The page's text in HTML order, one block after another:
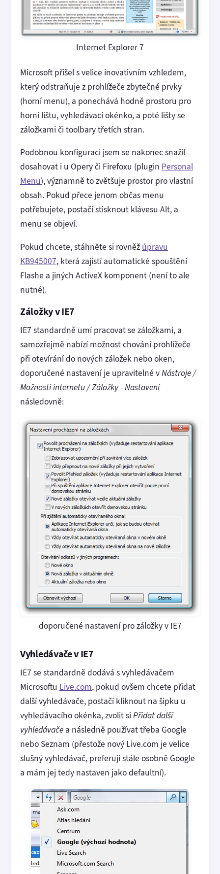
Internet Explorer 7
Microsoft přišel s velice inovativním vzhledem,
který odstraňuje z prohlížeče zbytečné prvky
(horní menu), a ponechává hodně prostoru pro
horní lištu, vyhledávací okénko, a poté lišty se
záložkami či toolbary třetích stran.
Podobnou konfiguraci jsem se nakonec snažil
dosahovat i u Opery či Firefoxu (plugin Personal
Menu), významně to zvětšuje prostor pro vlastní
obsah. Pokud přece jenom občas menu
potřebujete, postačí stisknout klávesu Alt, a
menu se objeví.
Pokud chcete, stáhněte si rovněž úpravu
KB945007, která zajistí automatické spouštění
Flashe a jiných ActiveX komponent (není to ale
nutné).
Záložky v IE7
IE7 standardně umí pracovat se záložkami, a
samozřejmě nabízí možnost chování prohlížeče
při otevírání do nových záložek nebo oken,
doporučené nastavení je upravitelné vNástroje /
Možnosti internetu / Záložky - Nastavení
následovně:
doporučené nastavení pro záložky v IE7
Vyhledávače v IE7
IE7 se standardně dodává s vyhledávačem
Microsoftu Live.com, pokud ovšem chcete přidat
další vyhledávače, postačí kliknout na šipku u
vyhledávacího okénka, zvolit si Přidat další
vyhledávače a následně používat třeba Google
nebo Seznam (přestože nový Live.com je velice
slušný vyhledávač, preferuji stále osobně Google
a mám jej tedy nastaven jako defaultní).